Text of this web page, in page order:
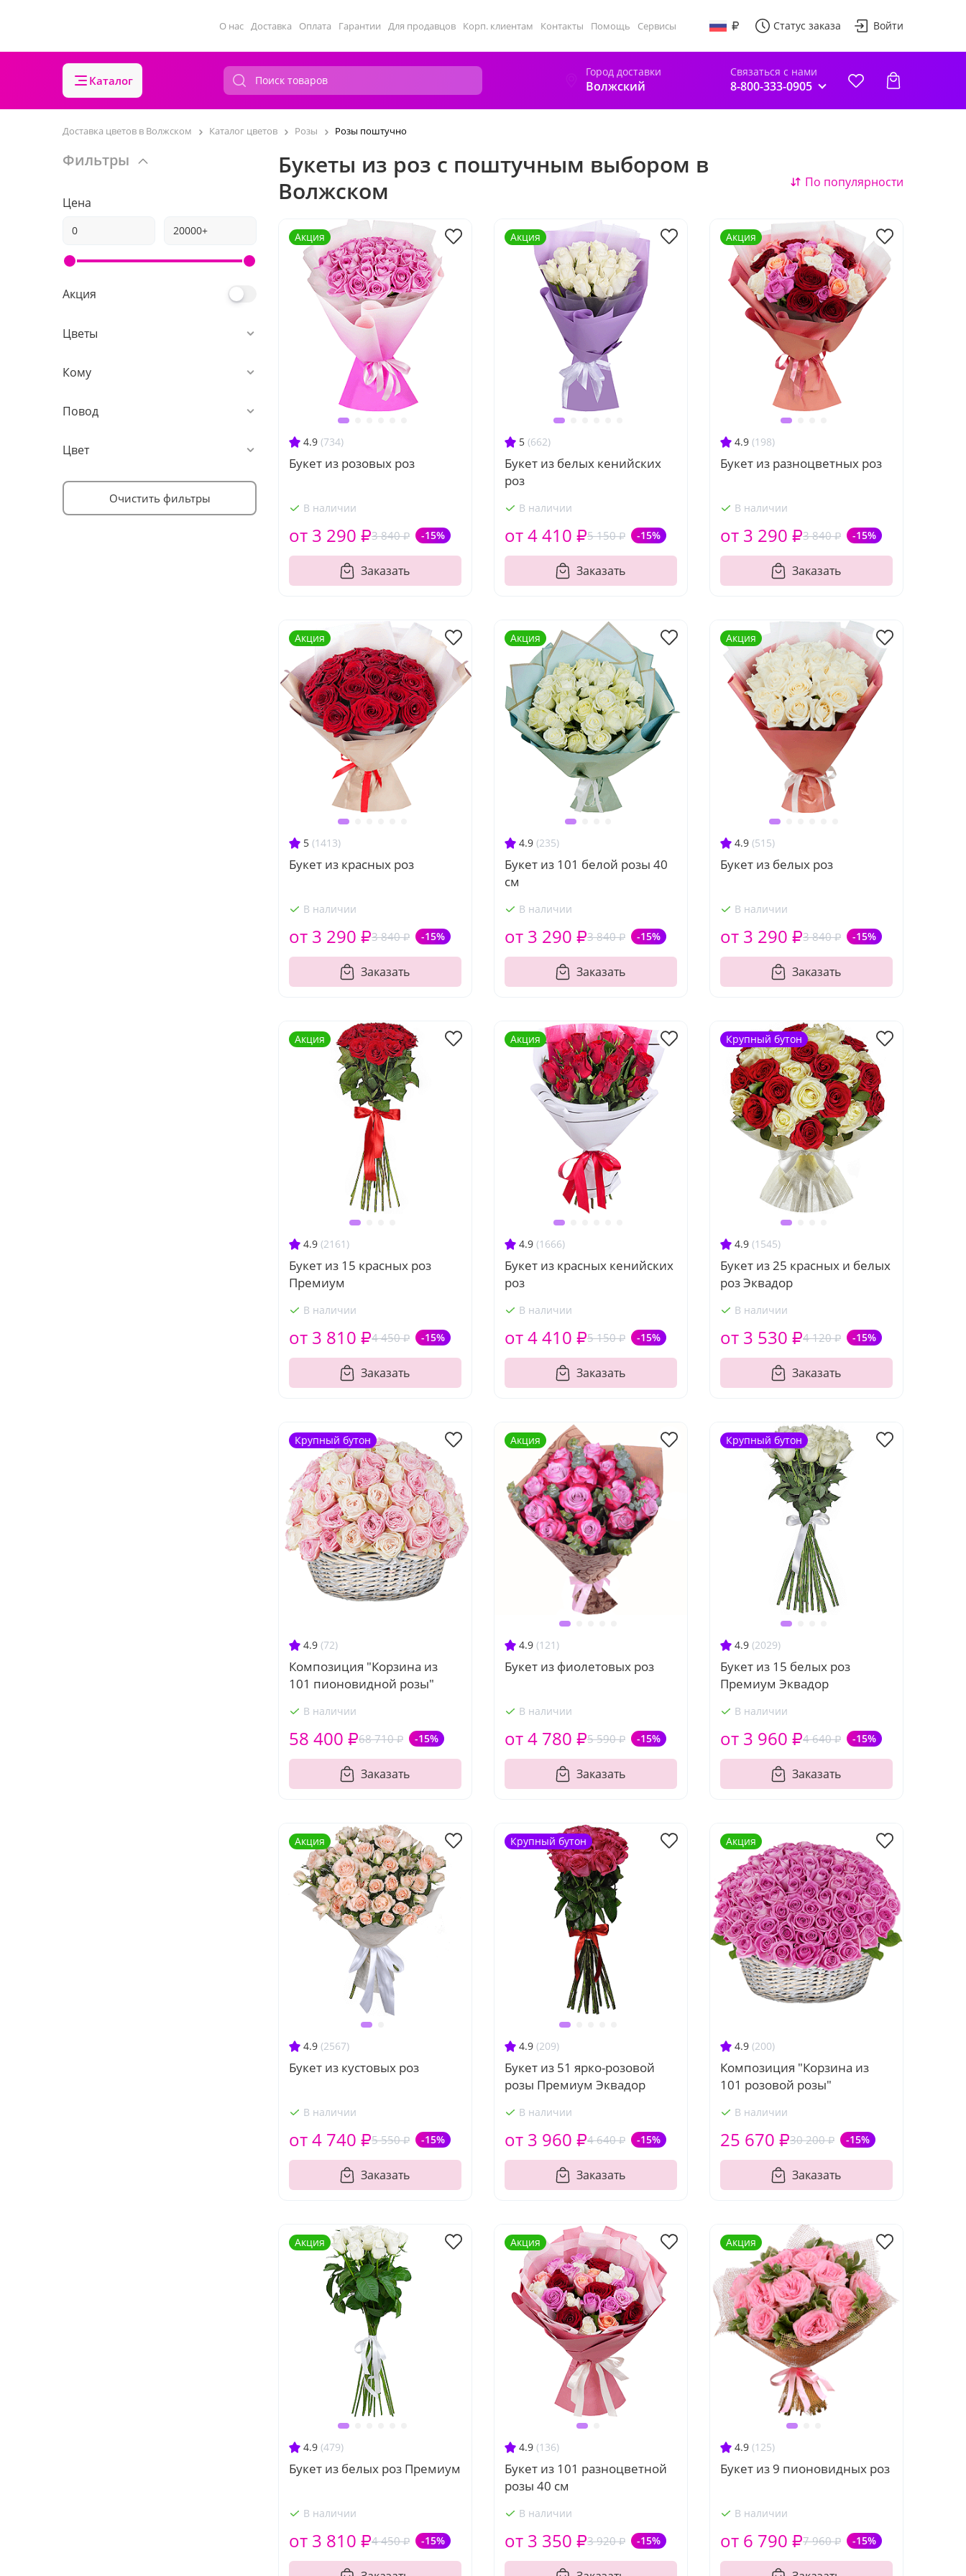
О нас Доставка Оплата Гарантии Для продавцов Корп. клиентам Контакты Помощь Сервисы Статус заказа Войти
Каталог
Город доставки
Волжский
Связаться с нами
8-800-333-0905
Доставка цветов в Волжском Каталог цветов Розы Розы поштучно
Фильтры
Цена
Акция
Цветы
Кому
Повод
Цвет
Очистить фильтры
Букеты из роз с поштучным выбором в
Волжском
По популярности
4.9 (734)
Букет из розовых роз
В наличии
3 840 ₽ -15%
от 3 290 ₽
Заказать
Акция
5 (662)
Букет из белых кенийских
роз
В наличии
5 150 ₽ -15%
от 4 410 ₽
Заказать
Акция
4.9 (198)
Букет из разноцветных роз
В наличии
3 840 ₽ -15%
от 3 290 ₽
Заказать
Акция
5 (1413)
Букет из красных роз
В наличии
3 840 ₽ -15%
от 3 290 ₽
Заказать
Акция
4.9 (235)
Букет из 101 белой розы 40
см
В наличии
3 840 ₽ -15%
от 3 290 ₽
Заказать
Акция
4.9 (515)
Букет из белых роз
В наличии
3 840 ₽ -15%
от 3 290 ₽
Заказать
Акция
4.9 (2161)
Букет из 15 красных роз
Премиум
В наличии
4 450 ₽ -15%
от 3 810 ₽
Заказать
Акция
4.9 (1666)
Букет из красных кенийских
роз
В наличии
5 150 ₽ -15%
от 4 410 ₽
Заказать
Акция
4.9 (1545)
Букет из 25 красных и белых
роз Эквадор
В наличии
4 120 ₽ -15%
от 3 530 ₽
Заказать
Крупный бутон
4.9 (72)
Композиция "Корзина из
101 пионовидной розы"
В наличии
68 710 ₽ -15%
58 400 ₽
Заказать
Крупный бутон
4.9 (121)
Букет из фиолетовых роз
В наличии
5 590 ₽ -15%
от 4 780 ₽
Заказать
Акция
4.9 (2029)
Букет из 15 белых роз
Премиум Эквадор
В наличии
4 640 ₽ -15%
от 3 960 ₽
Заказать
Крупный бутон
4.9 (2567)
Букет из кустовых роз
В наличии
5 550 ₽ -15%
от 4 740 ₽
Заказать
Акция
4.9 (209)
Букет из 51 ярко-розовой
розы Премиум Эквадор
В наличии
4 640 ₽ -15%
от 3 960 ₽
Заказать
Крупный бутон
4.9 (200)
Композиция "Корзина из
101 розовой розы"
В наличии
30 200 ₽ -15%
25 670 ₽
Заказать
Акция
4.9 (479)
Букет из белых роз Премиум
В наличии
4 450 ₽ -15%
от 3 810 ₽
Акция
4.9 (136)
Букет из 101 разноцветной
розы 40 см
В наличии
3 920 ₽ -15%
от 3 350 ₽
Акция
4.9 (125)
Букет из 9 пионовидных роз
В наличии
7 960 ₽ -15%
от 6 790 ₽
Акция